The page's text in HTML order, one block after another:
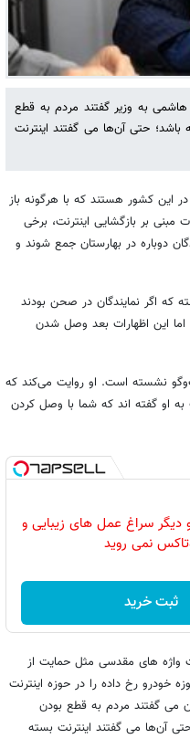
هاشمی به وزیر گفتند مردم به قطع
باشد؛ حتی آن‌ها می گفتند اینترنت
در این کشور هستند که با هرگونه باز
بر بازگشایی اینترنت، برخی
دوباره در بهارستان جمع شوند و
که اگر نمایندگان در صحن بودند
اما این اظهارات بعد وصل شدن
نشسته است. او روایت می‌کند که
به او گفته اند که شما با وصل کردن
دیگر سراغ عمل های زیبایی و
نمی روید
ثبت خرید
واژه های مقدسی مثل حمایت از
خودرو رخ داده را در حوزه اینترنت
می گفتند مردم به قطع بودن
آن‌ها می گفتند اینترنت بسته